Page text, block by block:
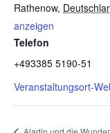
Rathenow,
anzeigen
Telefon
+493385 5190-51
Veranstaltungsort-